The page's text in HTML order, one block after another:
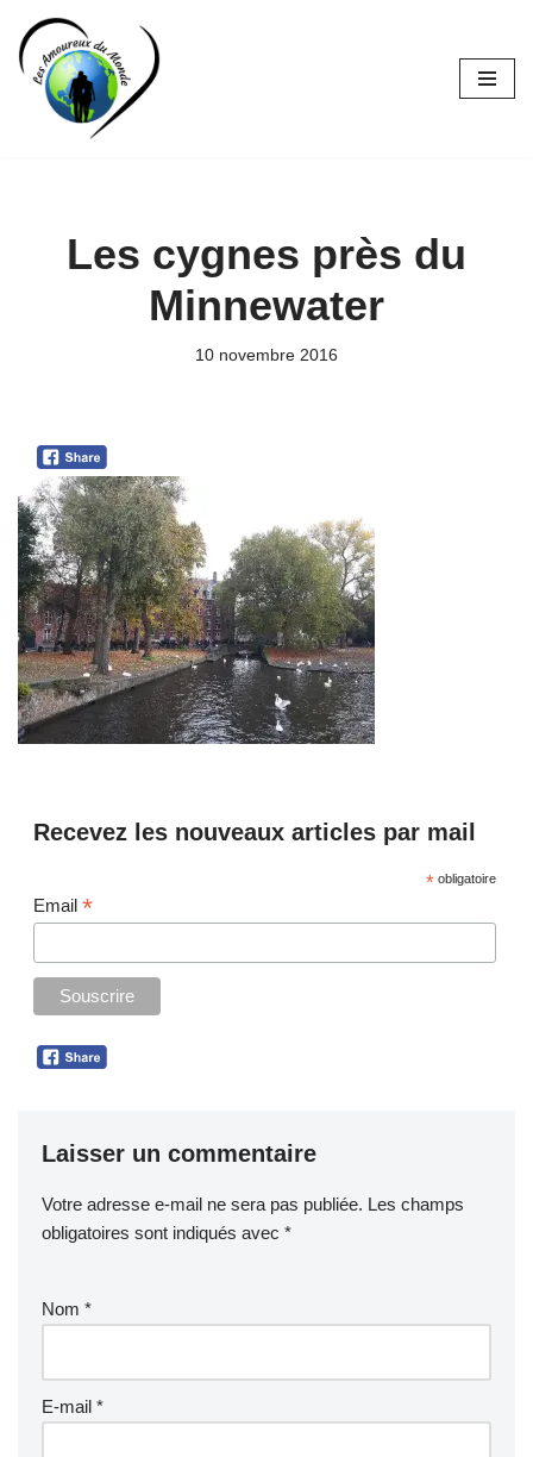
Aller
contenu
Les cygnes près du
Minnewater
10 novembre 2016
Recevez les nouveaux articles par mail
*obligatoire
Email *
Laisser un commentaire
Votre adresse e-mail ne sera pas publiée. Les champs
obligatoires sont indiqués avec *
Nom *
E-mail *